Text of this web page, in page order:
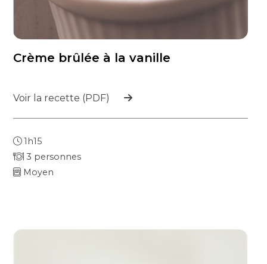
Crème brûlée à la vanille
Voir la recette (PDF)
1h15
3 personnes
Moyen